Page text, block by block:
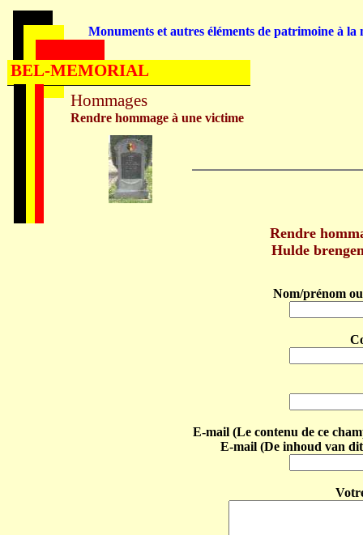
Rendre
Hulde
Nom/prénom
E-mail (Le contenu de ce
E-mail (De inhoud van
Hommages
Rendre hommage à une victime
Monuments et autres éléments de patrimoine à la
BEL-MEMORIAL